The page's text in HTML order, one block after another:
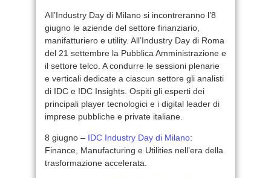
All’Industry Day di Milano si incontreranno l’8
giugno le aziende del settore finanziario,
manifatturiero e utility. All’Industry Day di Roma
del 21 settembre la Pubblica Amministrazione e
il settore telco. A condurre le sessioni plenarie
e verticali dedicate a ciascun settore gli analisti
di IDC e IDC Insights. Ospiti gli esperti dei
principali player tecnologici e i digital leader di
imprese pubbliche e private italiane.
8 giugno – IDC Industry Day di Milano:
Finance, Manufacturing e Utilities nell’era della
trasformazione accelerata.